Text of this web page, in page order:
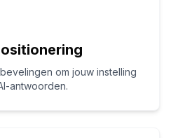
om jouw instelling
antwoorden.